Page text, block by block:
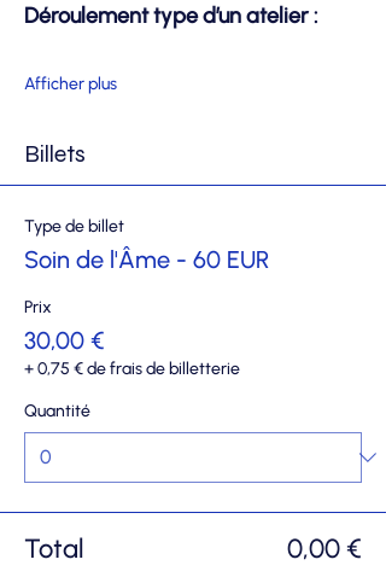
Déroulement type d’un atelier :
Afficher plus
Billets
Type de billet
Soin de l'Âme - 60 EUR
Prix
30,00 €
+ 0,75 € de frais de billetterie
Quantité
Total 0,00 €